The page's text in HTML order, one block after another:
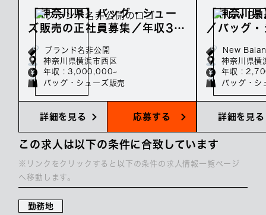
【神奈川県】バッグ・シュー
ズ販売の正社員募集／年収30
0万～
ブランド名非公開
神奈川県横浜市西区
年収 : 3,000,000~
バッグ・シューズ販売
詳細を見る 応募する
【神奈川
／バッグ
社員募集
New
神奈川県横
年収 :
バッグ・シ
詳細を見る
この求人は以下の条件に合致しています
※リンクをクリックすると以下の条件の求人情報一覧ページ
へ移動します。
勤務地